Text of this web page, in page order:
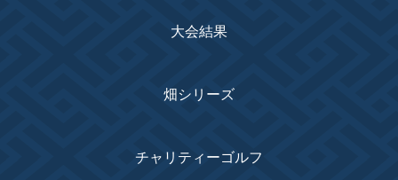
大会結果
畑シリーズ
チャリティーゴルフ